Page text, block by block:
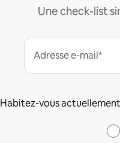
Une check-list
Adresse e-mail*
Habitez-vous